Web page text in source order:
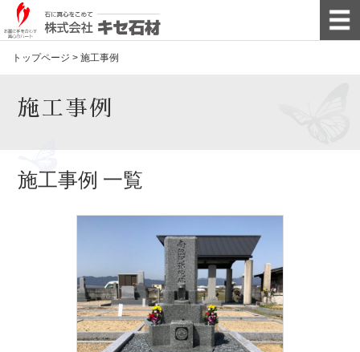
トップページ > 施工事例
施工事例
施工事例 一覧